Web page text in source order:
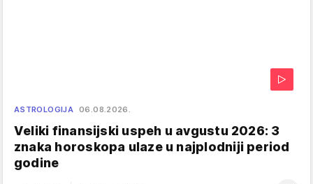
ASTROLOGIJA 06.08.2026.
Veliki finansijski uspeh u avgustu 2026: 3
znaka horoskopa ulaze u najplodniji period
godine